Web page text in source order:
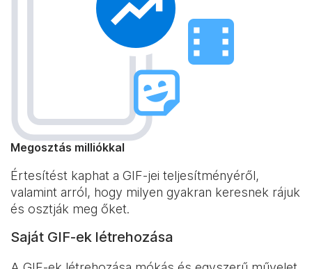
Megosztás milliókkal
Értesítést kaphat a GIF-jei teljesítményéről,
valamint arról, hogy milyen gyakran keresnek rájuk
és osztják meg őket.
Saját GIF-ek létrehozása